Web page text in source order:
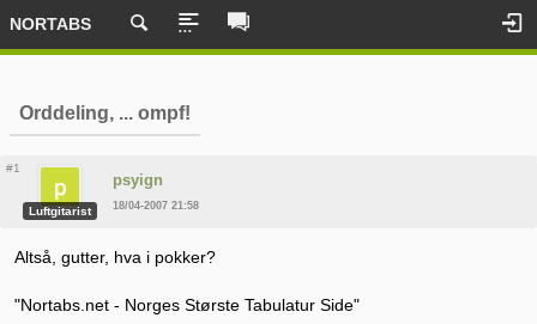
NORTABS
Orddeling, ... ompf!
#1
Luftgitarist
psyign
18/04-2007 21:58
Altså, gutter, hva i pokker?
"Nortabs.net - Norges Største Tabulatur Side"